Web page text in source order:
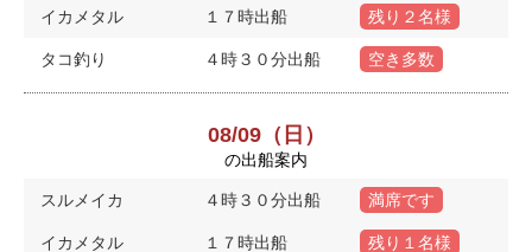
イカメタル １７時出船 残り２名様
タコ釣り ４時３０分出船 空き多数
08/09（日）
の出船案内
スルメイカ ４時３０分出船 満席です
イカメタル １７時出船 残り１名様